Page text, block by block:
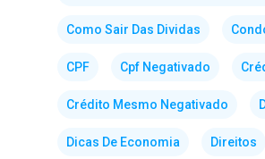
Como Sair Das Dividas
CPF Cpf Negativado
Crédito Mesmo Negativado
Dicas De Economia Direitos